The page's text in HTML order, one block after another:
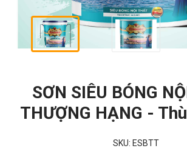
SƠN SIÊU BÓNG
THƯỢNG HẠNG -
SKU: ESBTT